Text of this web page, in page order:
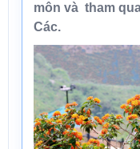
môn và tham
Các.